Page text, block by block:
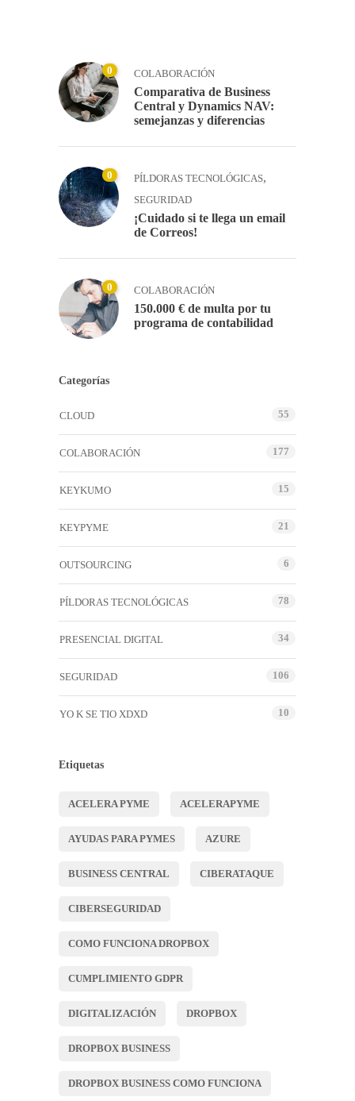
0 COLABORACIÓN
Comparativa de Business
Central y Dynamics NAV:
semejanzas y diferencias
0 PÍLDORAS TECNOLÓGICAS,
SEGURIDAD
¡Cuidado si te llega un email
de Correos!
0 COLABORACIÓN
150.000 € de multa por tu
programa de contabilidad
Categorías
CLOUD 55
COLABORACIÓN 177
KEYKUMO 15
KEYPYME 21
OUTSOURCING 6
PÍLDORAS TECNOLÓGICAS 78
PRESENCIAL DIGITAL 34
SEGURIDAD 106
YO K SE TIO XDXD 10
Etiquetas
ACELERA PYME ACELERAPYME
AYUDAS PARA PYMES AZURE
BUSINESS CENTRAL CIBERATAQUE
CIBERSEGURIDAD
COMO FUNCIONA DROPBOX
CUMPLIMIENTO GDPR
DIGITALIZACIÓN DROPBOX
DROPBOX BUSINESS
DROPBOX BUSINESS COMO FUNCIONA